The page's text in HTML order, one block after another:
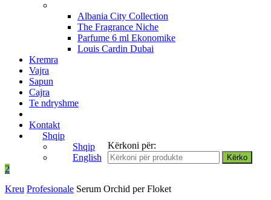
Albania City Collection
The Fragrance Niche
Parfume 6 ml Ekonomike
Louis Cardin Dubai
Kremra
Vajra
Sapun
Cajra
Te ndryshme
Kontakt
Shqip
Shqip
English
Kërkoni për:
2
Kreu Profesionale Serum Orchid per Floket